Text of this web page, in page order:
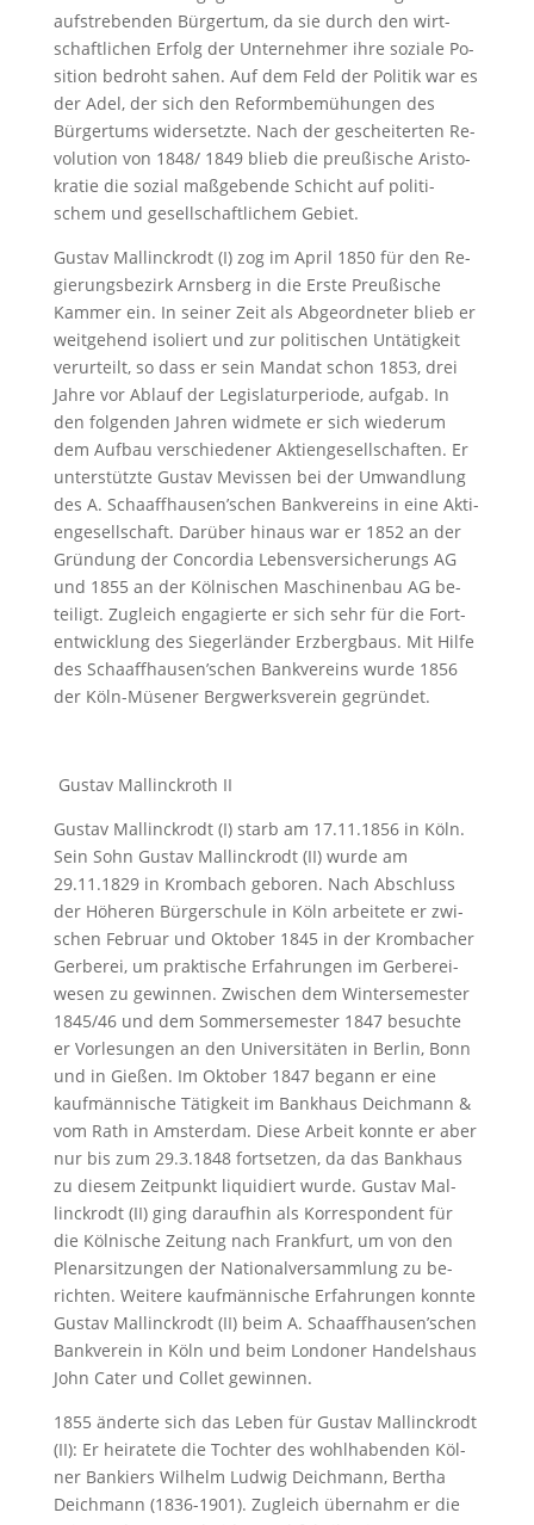
auf­stre­ben­den Bür­ger­tum, da sie durch den wirt­
schaft­li­chen Er­folg der Un­ter­neh­mer ih­re so­zia­le Po­
si­ti­on be­droht sa­hen. Auf dem Feld der Po­li­tik war es
der Adel, der sich den Re­form­be­mü­hun­gen des
Bürgertums wi­der­setz­te. Nach der ge­schei­ter­ten Re­
vo­lu­ti­on von 1848/ 1849 blieb die preu­ßi­sche Aris­to­
kra­tie die so­zi­al ma­ß­ge­ben­de Schicht auf po­li­ti­
schem und gesellschaft­li­chem Ge­biet.
Gus­tav Mal­linck­rodt (I) zog im April 1850 für den Re­
gie­rungs­be­zirk Arns­berg in die Ers­te Preu­ßi­sche
Kam­mer ein. In sei­ner Zeit als Ab­ge­ord­ne­ter blieb er
weit­ge­hend iso­liert und zur po­li­ti­schen Un­tä­tig­keit
ver­ur­teilt, so dass er sein Man­dat schon 1853, drei
Jah­re vor Ab­lauf der Le­gis­la­tur­pe­ri­ode, auf­gab. In
den fol­gen­den Jah­ren wid­me­te er sich wie­der­um
dem Auf­bau ver­schie­de­ner Ak­ti­en­ge­sell­schaf­ten. Er
un­ter­stütz­te Gus­tav Me­vis­sen bei der Um­wand­lung
des A. Schaaff­hau­sen’schen Bank­ver­eins in ei­ne Ak­ti­
en­ge­sell­schaft. Dar­über hin­aus war er 1852 an der
Grün­dung der Con­cor­dia Le­bens­ver­si­che­rungs AG
und 1855 an der Köl­ni­schen Ma­schi­nen­bau AG be­
tei­ligt. Zu­gleich en­ga­gier­te er sich sehr für die Fort­
ent­wick­lung des Sie­ger­län­der Erz­berg­baus. Mit Hil­fe
des Schaaffhausen’schen Bank­ver­eins wur­de 1856
der Köln-Mü­se­ner Berg­werks­ver­ein gegrün­det.
Gustav Mallinckroth II
Gus­tav Mal­linck­rodt (I) starb am 17.11.1856 in Köln.
Sein Sohn Gus­tav Mal­linck­rodt (II) wur­de am
29.11.1829 in Krom­bach ge­bo­ren. Nach Ab­schluss
der Hö­he­ren Bür­ger­schu­le in Köln ar­bei­te­te er zwi­
schen Fe­bru­ar und Ok­to­ber 1845 in der Krom­ba­cher
Ger­be­rei, um prak­ti­sche Er­fah­run­gen im Ger­ber­ei­
we­sen zu ge­win­nen. Zwi­schen dem Win­ter­se­mes­ter
1845/46 und dem Som­mer­se­mes­ter 1847 be­such­te
er Vor­le­sun­gen an den Uni­ver­si­täten in Ber­lin, Bonn
und in Gie­ßen. Im Ok­to­ber 1847 be­gann er ei­ne
kauf­män­ni­sche Tä­tig­keit im Bank­haus Deich­mann &
vom Rath in Ams­ter­dam. Die­se Ar­beit konn­te er aber
nur bis zum 29.3.1848 fort­set­zen, da das Bank­haus
zu die­sem Zeit­punkt li­qui­diert wur­de. Gustav Mal­
linck­rodt (II) ging dar­auf­hin als Kor­re­spon­dent für
die Köl­ni­sche Zei­tung nach Frank­furt, um von den
Ple­nar­sit­zun­gen der Na­tio­nal­ver­samm­lung zu be­
rich­ten. Wei­te­re kauf­män­ni­sche Er­fah­run­gen konn­te
Gus­tav Mal­linck­rodt (II) beim A. Schaaffhausen’schen
Bank­ver­ein in Köln und beim Lon­do­ner Han­dels­haus
John Ca­ter und Col­let ge­win­nen.
1855 än­der­te sich das Le­ben für Gus­tav Mal­linck­rodt
(II): Er hei­ra­te­te die Toch­ter des wohl­ha­ben­den Köl­
ner Ban­kiers Wil­helm Lud­wig Deich­mann, Ber­tha
Deich­mann (1836-1901). Zu­gleich über­nahm er die